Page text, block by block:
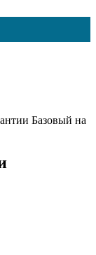
Базовый на